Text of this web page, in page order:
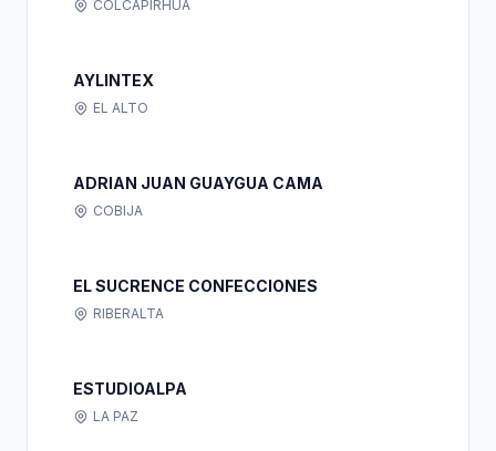
COLCAPIRHUA
AYLINTEX
EL ALTO
ADRIAN JUAN GUAYGUA CAMA
COBIJA
EL SUCRENCE CONFECCIONES
RIBERALTA
ESTUDIOALPA
LA PAZ